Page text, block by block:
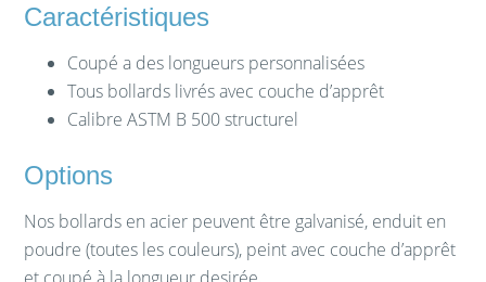
Caractéristiques
Coupé a des longueurs personnalisées
Tous bollards livrés avec couche d’apprêt
Calibre ASTM B 500 structurel
Options
Nos bollards en acier peuvent être galvanisé, enduit en
poudre (toutes les couleurs), peint avec couche d’apprêt